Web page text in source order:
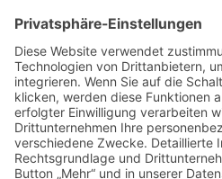
Sonnenuntergang am Kochhof,
Foto: Hannah Lorenz